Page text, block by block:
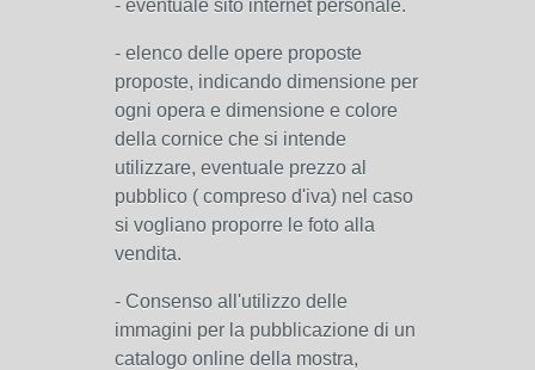
- eventuale sito internet personale.
- elenco delle opere proposte
proposte, indicando dimensione per
ogni opera e dimensione e colore
della cornice che si intende
utilizzare, eventuale prezzo al
pubblico ( compreso d'iva) nel caso
si vogliano proporre le foto alla
vendita.
- Consenso all'utilizzo delle
immagini per la pubblicazione di un
catalogo online della mostra,